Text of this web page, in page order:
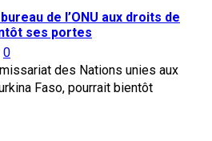
de l’ONU aux droits de
ses portes
0
des Nations unies aux
Faso, pourrait bientôt